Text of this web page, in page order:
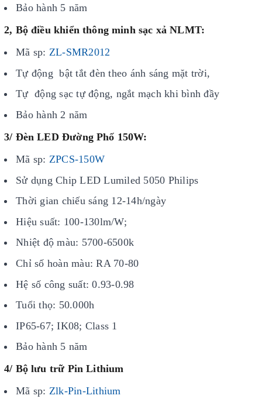
Bảo hành 5 năm
2, Bộ điều khiển thông minh sạc xả NLMT:
Mã sp: ZL-SMR2012
Tự động bật tắt đèn theo ánh sáng mặt trời,
Tự động sạc tự động, ngắt mạch khi bình đầy
Bảo hành 2 năm
3/ Đèn LED Đường Phố 150W:
Mã sp: ZPCS-150W
Sử dụng Chip LED Lumiled 5050 Philips
Thời gian chiếu sáng 12-14h/ngày
Hiệu suất: 100-130lm/W;
Nhiệt độ màu: 5700-6500k
Chỉ số hoàn màu: RA 70-80
Hệ số công suất: 0.93-0.98
Tuổi thọ: 50.000h
IP65-67; IK08; Class 1
Bảo hành 5 năm
4/ Bộ lưu trữ Pin Lithium
Mã sp: Zlk-Pin-Lithium